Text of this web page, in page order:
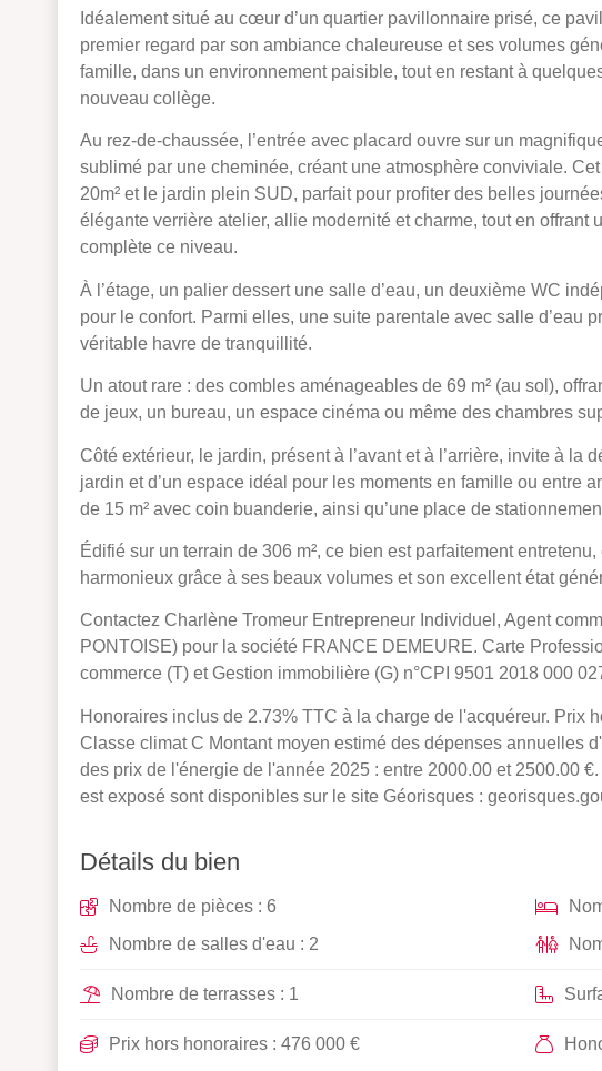
Idéalement situé au cœur d’un quartier pavillonnaire prisé, ce
premier regard par son ambiance chaleureuse et ses volumes
famille, dans un environnement paisible, tout en restant à
nouveau collège.
Au rez-de-chaussée, l’entrée avec placard ouvre sur un
sublimé par une cheminée, créant une atmosphère conviviale.
20m² et le jardin plein SUD, parfait pour profiter des belles
élégante verrière atelier, allie modernité et charme, tout en
complète ce niveau.
À l’étage, un palier dessert une salle d’eau, un deuxième WC
pour le confort. Parmi elles, une suite parentale avec salle d’eau
véritable havre de tranquillité.
Un atout rare : des combles aménageables de 69 m² (au sol),
de jeux, un bureau, un espace cinéma ou même des chambres
Côté extérieur, le jardin, présent à l’avant et à l’arrière, invite à la
jardin et d’un espace idéal pour les moments en famille ou entre
de 15 m² avec coin buanderie, ainsi qu’une place de
Édifié sur un terrain de 306 m², ce bien est parfaitement
harmonieux grâce à ses beaux volumes et son excellent état
Contactez Charlène Tromeur Entrepreneur Individuel, Agent
PONTOISE) pour la société FRANCE DEMEURE. Carte
commerce (T) et Gestion immobilière (G) n°CPI 9501 2018 000
Honoraires inclus de 2.73% TTC à la charge de l'acquéreur. Prix
Classe climat C Montant moyen estimé des dépenses annuelles
des prix de l'énergie de l'année 2025 : entre 2000.00 et 2500.00
est exposé sont disponibles sur le site Géorisques :
Détails du bien
Nombre de pièces : 6
Nombre de salles d'eau : 2
Nombre de terrasses : 1
Prix hors honoraires : 476 000 €